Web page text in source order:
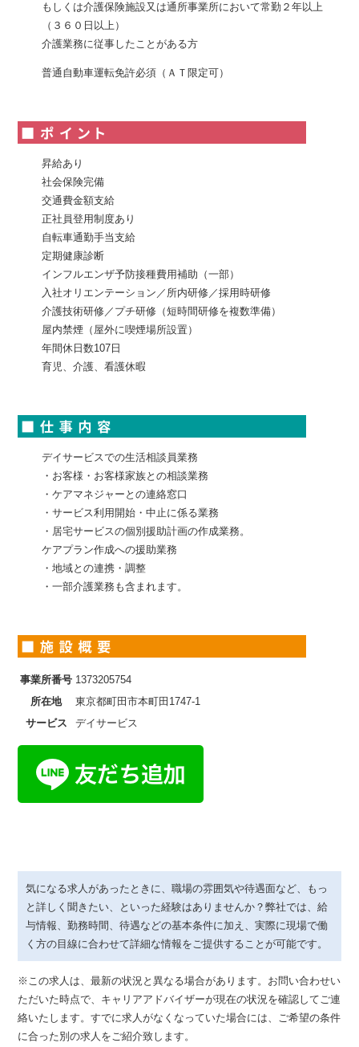
もしくは介護保険施設又は通所事業所において常勤２年以上
（３６０日以上）
介護業務に従事したことがある方
普通自動車運転免許必須（ＡＴ限定可）
昇給あり
社会保険完備
交通費金額支給
正社員登用制度あり
自転車通勤手当支給
定期健康診断
インフルエンザ予防接種費用補助（一部）
入社オリエンテーション／所内研修／採用時研修
介護技術研修／プチ研修（短時間研修を複数準備）
屋内禁煙（屋外に喫煙場所設置）
年間休日数107日
育児、介護、看護休暇
デイサービスでの生活相談員業務
・お客様・お客様家族との相談業務
・ケアマネジャーとの連絡窓口
・サービス利用開始・中止に係る業務
・居宅サービスの個別援助計画の作成業務。
ケアプラン作成への援助業務
・地域との連携・調整
・一部介護業務も含まれます。
事業所番号 1373205754
所在地
東京都町田市本町田1747-1
サービス
デイサービス
気になる求人があったときに、職場の雰囲気や待遇面など、もっ
と詳しく聞きたい、といった経験はありませんか？弊社では、給
与情報、勤務時間、待遇などの基本条件に加え、実際に現場で働
く方の目線に合わせて詳細な情報をご提供することが可能です。
※この求人は、最新の状況と異なる場合があります。お問い合わせい
ただいた時点で、キャリアアドバイザーが現在の状況を確認してご連
絡いたします。すでに求人がなくなっていた場合には、ご希望の条件
に合った別の求人をご紹介致します。